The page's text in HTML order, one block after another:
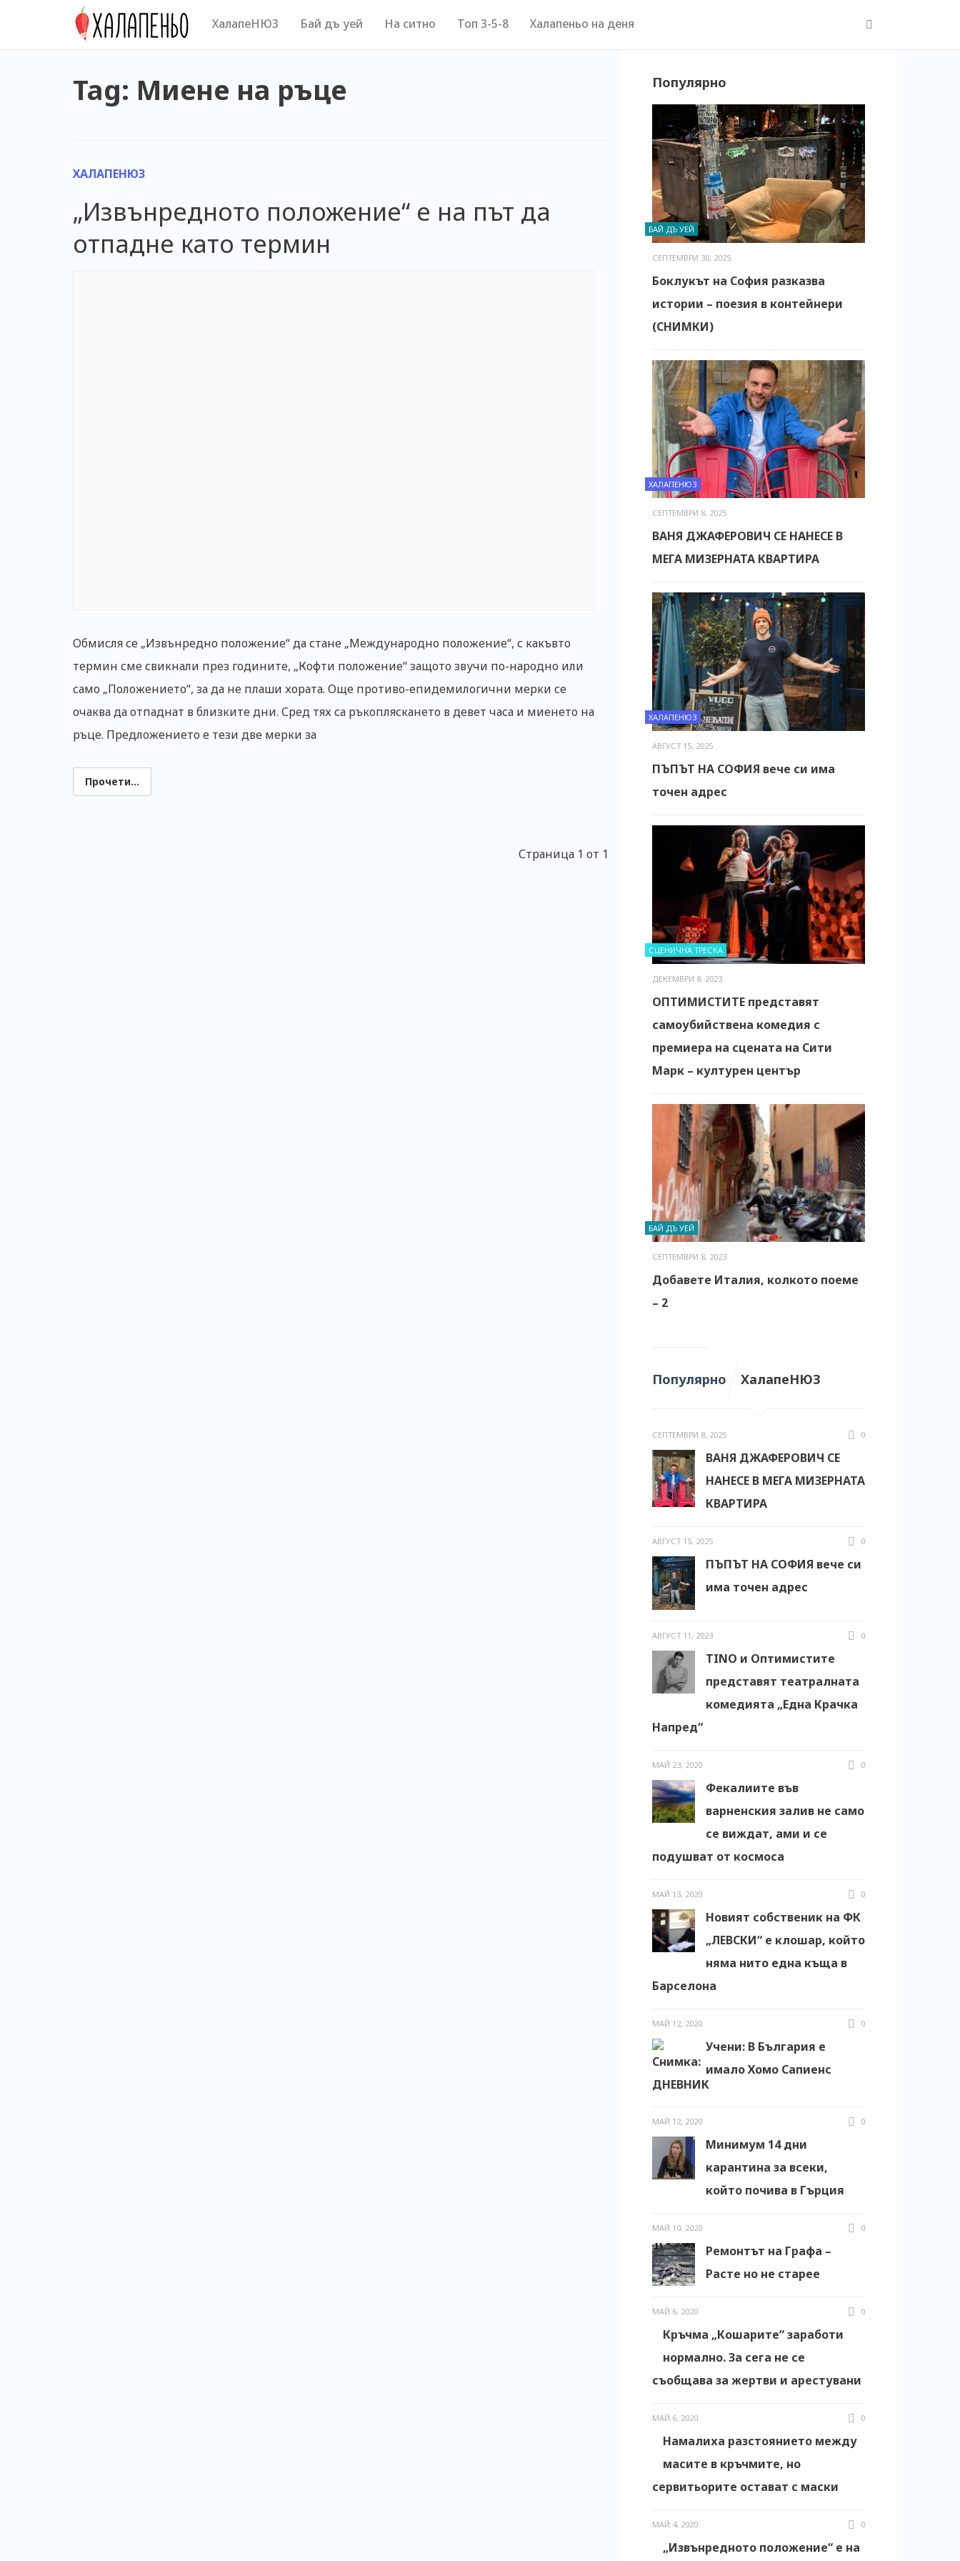
ХалапеНЮЗ Бай дъ уей На ситно Топ 3-5-8 Халапеньо на деня
Tag: Миене на ръце
ХАЛАПЕНЮЗ
„Извънредното положение“ е на път да
отпадне като термин
Обмисля се „Извънредно положение“ да стане „Международно положение“, с какъвто
термин сме свикнали през годините, „Кофти положение“ защото звучи по-народно или
само „Положението“, за да не плаши хората. Още противо-епидемилогични мерки се
очаква да отпаднат в близките дни. Сред тях са ръкопляскането в девет часа и миенето на
ръце. Предложението е тези две мерки за
Прочети...
Страница 1 от 1
Популярно
БАЙ ДЪ УЕЙ
СЕПТЕМВРИ 30, 2025
Боклукът на София разказва
истории – поезия в контейнери
(СНИМКИ)
ХАЛАПЕНЮЗ
СЕПТЕМВРИ 8, 2025
ВАНЯ ДЖАФЕРОВИЧ СЕ НАНЕСЕ В
МЕГА МИЗЕРНАТА КВАРТИРА
ХАЛАПЕНЮЗ
АВГУСТ 15, 2025
ПЪПЪТ НА СОФИЯ вече си има
точен адрес
СЦЕНИЧНА ТРЕСКА
ДЕКЕМВРИ 8, 2023
ОПТИМИСТИТЕ представят
самоубийствена комедия с
премиера на сцената на Сити
Марк – културен център
БАЙ ДЪ УЕЙ
СЕПТЕМВРИ 8, 2023
Добавете Италия, колкото поеме
– 2
Популярно ХалапеНЮЗ
СЕПТЕМВРИ 8, 2025 0
ВАНЯ ДЖАФЕРОВИЧ СЕ
НАНЕСЕ В МЕГА МИЗЕРНАТА
КВАРТИРА
АВГУСТ 15, 2025 0
ПЪПЪТ НА СОФИЯ вече си
има точен адрес
АВГУСТ 11, 2023 0
TINO и Оптимистите
представят театралната
комедията „Една Крачка
Напред“
МАЙ 23, 2020 0
Фекалиите във
варненския залив не само
се виждат, ами и се
подушват от космоса
МАЙ 13, 2020 0
Новият собственик на ФК
„ЛЕВСКИ“ е клошар, който
няма нито една къща в
Барселона
МАЙ 12, 2020 0
Учени: В България е
имало Хомо Сапиенс
МАЙ 12, 2020 0
Минимум 14 дни
карантина за всеки,
който почива в Гърция
МАЙ 10, 2020 0
Ремонтът на Графа –
Расте но не старее
МАЙ 6, 2020 0
Кръчма „Кошарите“ заработи
нормално. За сега не се
съобщава за жертви и арестувани
МАЙ 6, 2020 0
Намалиха разстоянието между
масите в кръчмите, но
сервитьорите остават с маски
МАЙ 4, 2020 0
„Извънредното положение“ е на